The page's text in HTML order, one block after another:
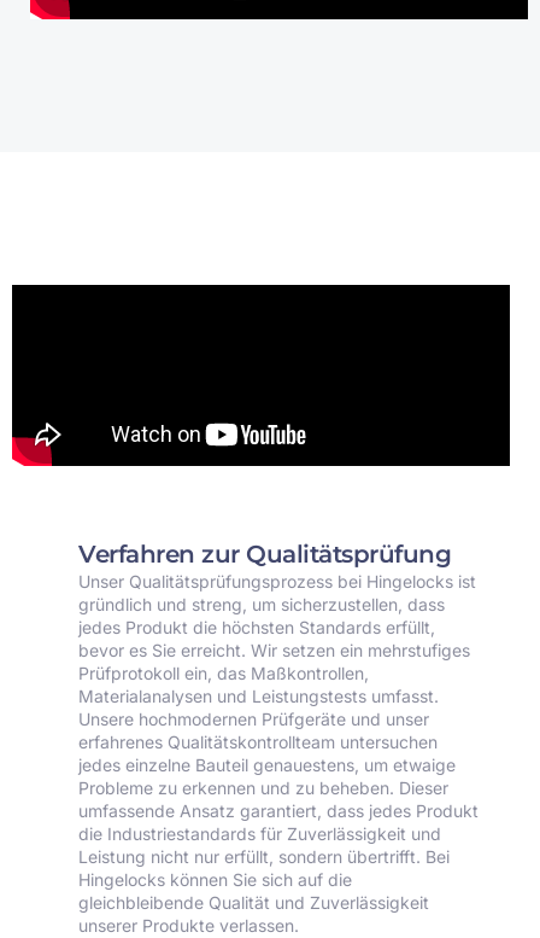
Verfahren zur Qualitätsprüfung
Unser Qualitätsprüfungsprozess bei Hingelocks ist
gründlich und streng, um sicherzustellen, dass
jedes Produkt die höchsten Standards erfüllt,
bevor es Sie erreicht. Wir setzen ein mehrstufiges
Prüfprotokoll ein, das Maßkontrollen,
Materialanalysen und Leistungstests umfasst.
Unsere hochmodernen Prüfgeräte und unser
erfahrenes Qualitätskontrollteam untersuchen
jedes einzelne Bauteil genauestens, um etwaige
Probleme zu erkennen und zu beheben. Dieser
umfassende Ansatz garantiert, dass jedes Produkt
die Industriestandards für Zuverlässigkeit und
Leistung nicht nur erfüllt, sondern übertrifft. Bei
Hingelocks können Sie sich auf die
gleichbleibende Qualität und Zuverlässigkeit
unserer Produkte verlassen.